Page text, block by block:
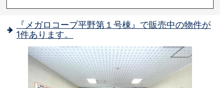
『メガロコープ平野第１号棟』で販売中の物件が
1件あります。